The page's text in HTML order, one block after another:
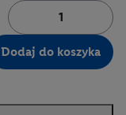
Dodaj do koszyka